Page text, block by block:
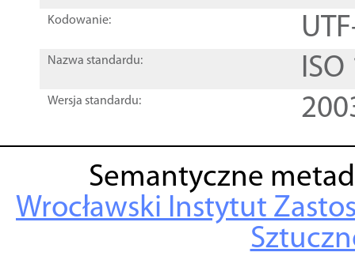
Kodowanie:
Nazwa standardu:
Wersja standardu:
Semantyczne
Wrocławski Instytut